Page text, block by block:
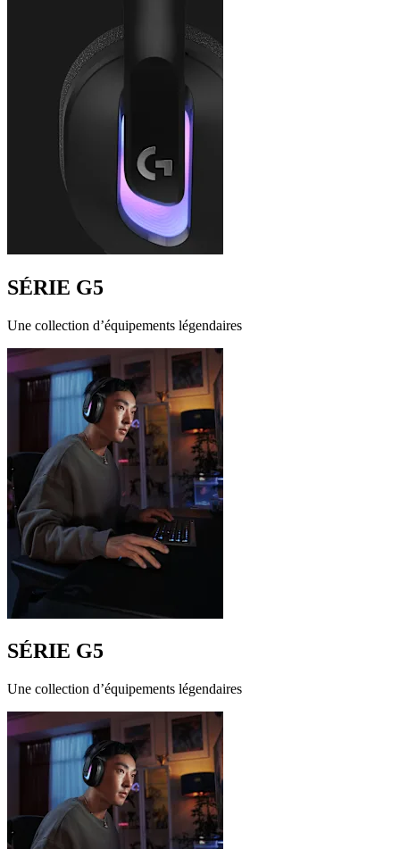
SÉRIE G5
Une collection d’équipements légendaires
SÉRIE G5
Une collection d’équipements légendaires